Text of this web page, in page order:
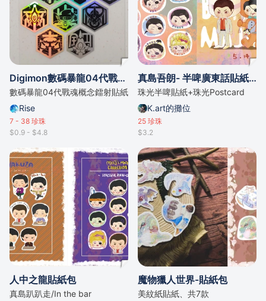
Digimon數碼暴龍04代戰魂概念鐳射貼紙
數碼暴龍04代戰魂概念鐳射貼紙
Rise
7 - 38 珍珠
$0.9 - $4.8
真島吾朗- 半啤廣東話貼紙+postcard生日祭組合
珠光半啤貼紙+珠光Postcard
K.art的攤位
25 珍珠
$3.2
人中之龍貼紙包
真島趴趴走/In the bar
魔物獵人世界-貼紙包
美紋紙貼紙、共7款